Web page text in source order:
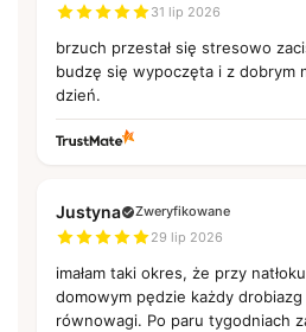
31 lip 2026
brzuch przestał się stresowo
budzę się wypoczęta i z dobrym
dzień.
Justyna
Zweryfikowane
29 lip 2026
imałam taki okres, że przy
domowym pędzie każdy drobiazg
równowagi. Po paru tygodniach